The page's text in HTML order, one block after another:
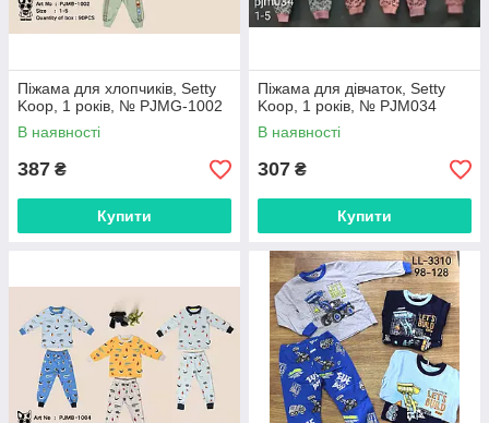
Піжама для хлопчиків, Setty
Koop, 1 років, № PJMG-1002
В наявності
387 ₴
Купити
Піжама для дівчаток, Setty
Koop, 1 років, № PJM034
В наявності
307 ₴
Купити